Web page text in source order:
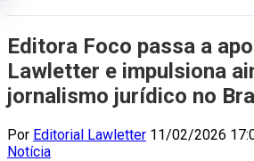
Editora Foco passa a
Lawletter e impulsiona
jornalismo jurídico no
Por Editorial Lawletter 11/02/2026
Notícia